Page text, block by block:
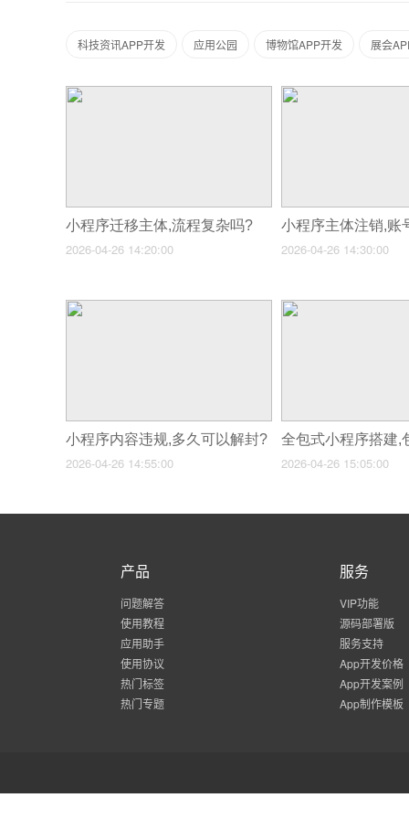
科技资讯APP开发 应用公园 博物馆APP开发 展会
小程序迁移主体,流程复杂吗?
2026-04-26 14:20:00 2026-04-26 14:30:00
小程序内容违规,多久可以解封?
2026-04-26 14:55:00 2026-04-26 15:05:00
产品
问题解答
使用教程
应用助手
使用协议
热门标签
热门专题
服务
VIP功能
源码部署版
服务支持
App开发价格
App开发案例
App制作模板